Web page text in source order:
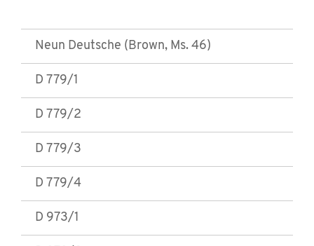
Neun Deutsche (Brown, Ms. 46)
D 779/1
D 779/2
D 779/3
D 779/4
D 973/1